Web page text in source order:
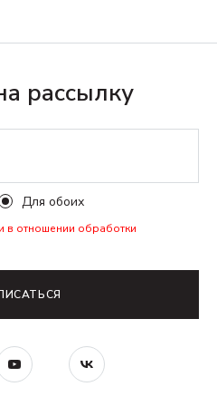
рассылку
Для обоих
в отношении обработки